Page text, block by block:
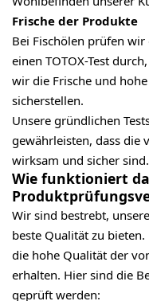
Frische der Produkte
Bei Fischölen prüfen
einen TOTOX-Test
wir die Frische und
sicherstellen.
Unsere gründlichen
gewährleisten, dass die
wirksam und sicher sind.
Wie funktioniert
Wir sind bestrebt,
beste Qualität zu
die hohe Qualität der
erhalten. Hier sind die
geprüft werden: